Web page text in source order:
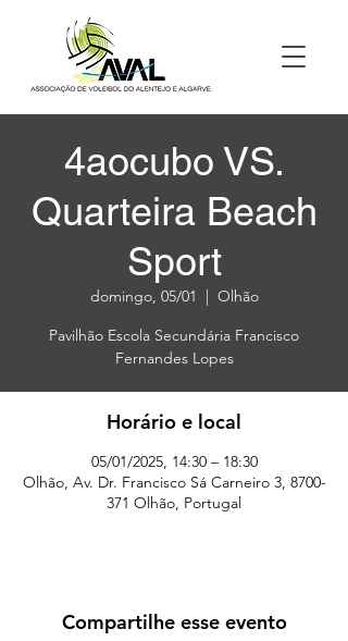
4aocubo VS.
Quarteira Beach
Sport
domingo, 05/01
  |
Olhão
Pavilhão Escola Secundária Francisco
Fernandes Lopes
Horário e local
05/01/2025, 14:30 – 18:30
Olhão, Av. Dr. Francisco Sá Carneiro 3, 8700-
371 Olhão, Portugal
Compartilhe esse evento